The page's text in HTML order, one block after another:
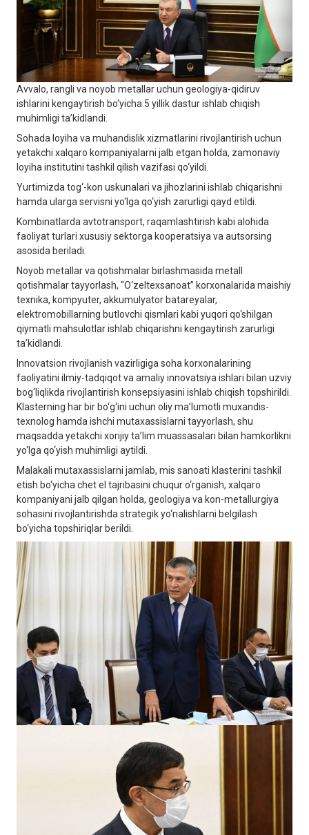
Avvalo, rangli va noyob metallar uchun geologiya-qidiruv
ishlarini kengaytirish bo‘yicha 5 yillik dastur ishlab chiqish
muhimligi ta’kidlandi.
Sohada loyiha va muhandislik xizmatlarini rivojlantirish uchun
yetakchi xalqaro kompaniyalarni jalb etgan holda, zamonaviy
loyiha institutini tashkil qilish vazifasi qo‘yildi.
Yurtimizda tog‘-kon uskunalari va jihozlarini ishlab chiqarishni
hamda ularga servisni yo‘lga qo‘yish zarurligi qayd etildi.
Kombinatlarda avtotransport, raqamlashtirish kabi alohida
faoliyat turlari xususiy sektorga kooperatsiya va autsorsing
asosida beriladi.
Noyob metallar va qotishmalar birlashmasida metall
qotishmalar tayyorlash, “O‘zeltexsanoat” korxonalarida maishiy
texnika, kompyuter, akkumulyator batareyalar,
elektromobillarning butlovchi qismlari kabi yuqori qo‘shilgan
qiymatli mahsulotlar ishlab chiqarishni kengaytirish zarurligi
ta’kidlandi.
Innovatsion rivojlanish vazirligiga soha korxonalarining
faoliyatini ilmiy-tadqiqot va amaliy innovatsiya ishlari bilan uzviy
bog‘liqlikda rivojlantirish konsepsiyasini ishlab chiqish topshirildi.
Klasterning har bir bo‘g‘ini uchun oliy ma’lumotli muxandis-
texnolog hamda ishchi mutaxassislarni tayyorlash, shu
maqsadda yetakchi xorijiy ta’lim muassasalari bilan hamkorlikni
yo‘lga qo‘yish muhimligi aytildi.
Malakali mutaxassislarni jamlab, mis sanoati klasterini tashkil
etish bo‘yicha chet el tajribasini chuqur o‘rganish, xalqaro
kompaniyani jalb qilgan holda, geologiya va kon-metallurgiya
sohasini rivojlantirishda strategik yo‘nalishlarni belgilash
bo‘yicha topshiriqlar berildi.